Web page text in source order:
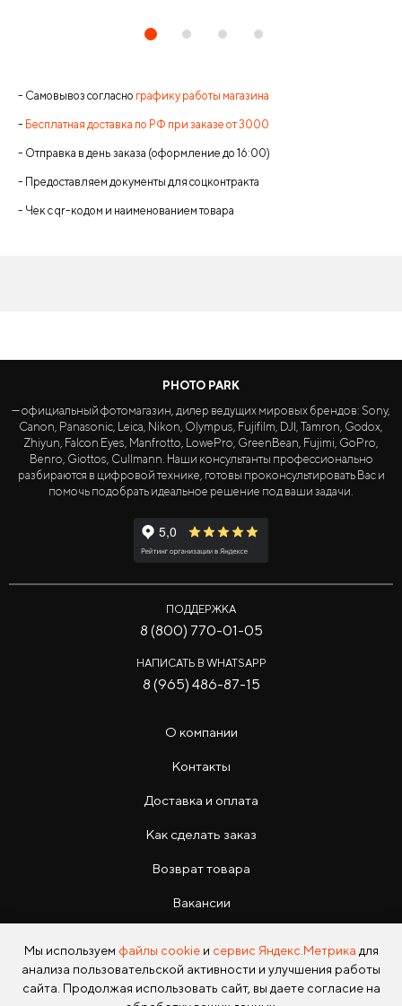
- Самовывоз согласно графику работы магазина
- Бесплатная доставка по РФ при заказе от 3000
- Отправка в день заказа (оформление до 16:00)
- Предоставляем документы для соцконтракта
- Чек с qr-кодом и наименованием товара
PHOTO PARK
— официальный фотомагазин, дилер ведущих мировых брендов: Sony,
Canon, Panasonic, Leica, Nikon, Olympus, Fujifilm, DJI, Tamron, Godox,
Zhiyun, Falcon Eyes, Manfrotto, LowePro, GreenBean, Fujimi, GoPro,
Benro, Giottos, Cullmann. Наши консультанты профессионально
разбираются в цифровой технике, готовы проконсультировать Вас и
помочь подобрать идеальное решение под ваши задачи.
ПОДДЕРЖКА
8 (800) 770-01-05
НАПИСАТЬ В WHATSAPP
8 (965) 486-87-15
О компании
Контакты
Доставка и оплата
Как сделать заказ
Возврат товара
Вакансии
Мы используем файлы cookieи сервис Яндекс.Метрика для
анализа пользовательской активности и улучшения работы
сайта. Продолжая использовать сайт, вы даете согласие на